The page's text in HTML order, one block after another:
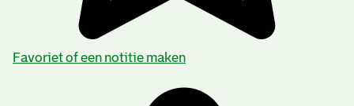
Favoriet of een notitie maken